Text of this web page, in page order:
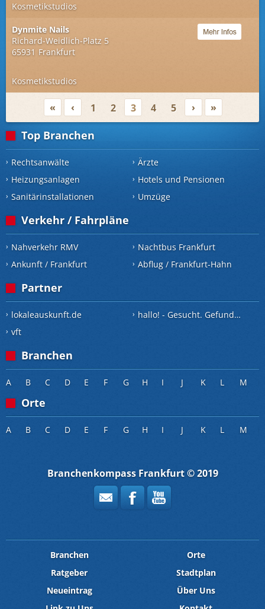
Kosmetikstudios
Dynmite Nails
Richard-Weidlich-Platz 5
65931 Frankfurt
Kosmetikstudios
« ‹ 1 2 3 4 5 › »
Top Branchen
Rechtsanwälte Ärzte
Heizungsanlagen
Hotels und Pensionen
Sanitärinstallationen
Umzüge
Verkehr / Fahrpläne
Nahverkehr RMV Nachtbus Frankfurt
Ankunft / Frankfurt
Abflug / Frankfurt-Hahn
Partner
lokaleauskunft.de hallo! - Gesucht. Gefunden.
vft
Branchen
A B C D E F G H I J K L M
Orte
A B C D E F G H I J K L M
Branchenkompass Frankfurt © 2019
Branchen
Orte
Ratgeber
Stadtplan
Neueintrag
Über Uns